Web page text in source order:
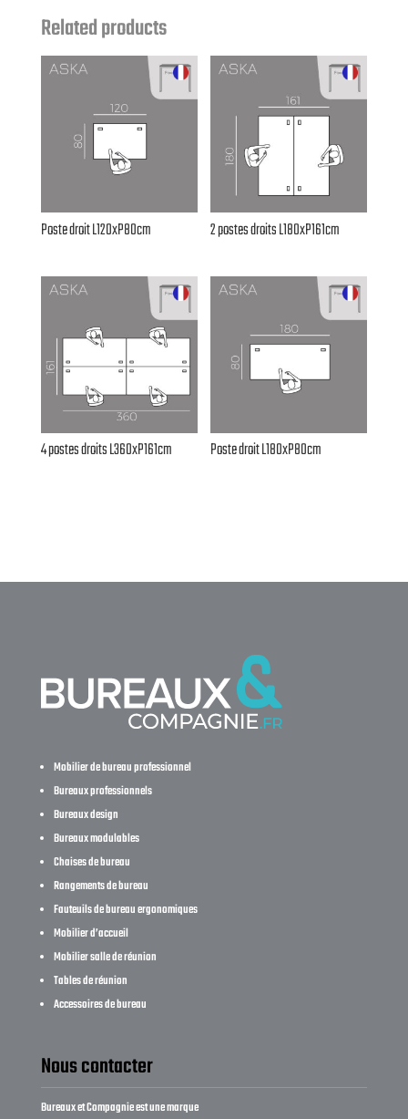
Related products
Poste droit L120xP80cm 2 postes droits L180xP161cm
4 postes droits L360xP161cm Poste droit L180xP80cm
Mobilier de bureau professionnel
Bureaux professionnels
Bureaux design
Bureaux modulables
Chaises de bureau
Rangements de bureau
Fauteuils de bureau ergonomiques
Mobilier d’accueil
Mobilier salle de réunion
Tables de réunion
Accessoires de bureau
Nous contacter
Bureaux et Compagnie est une marque